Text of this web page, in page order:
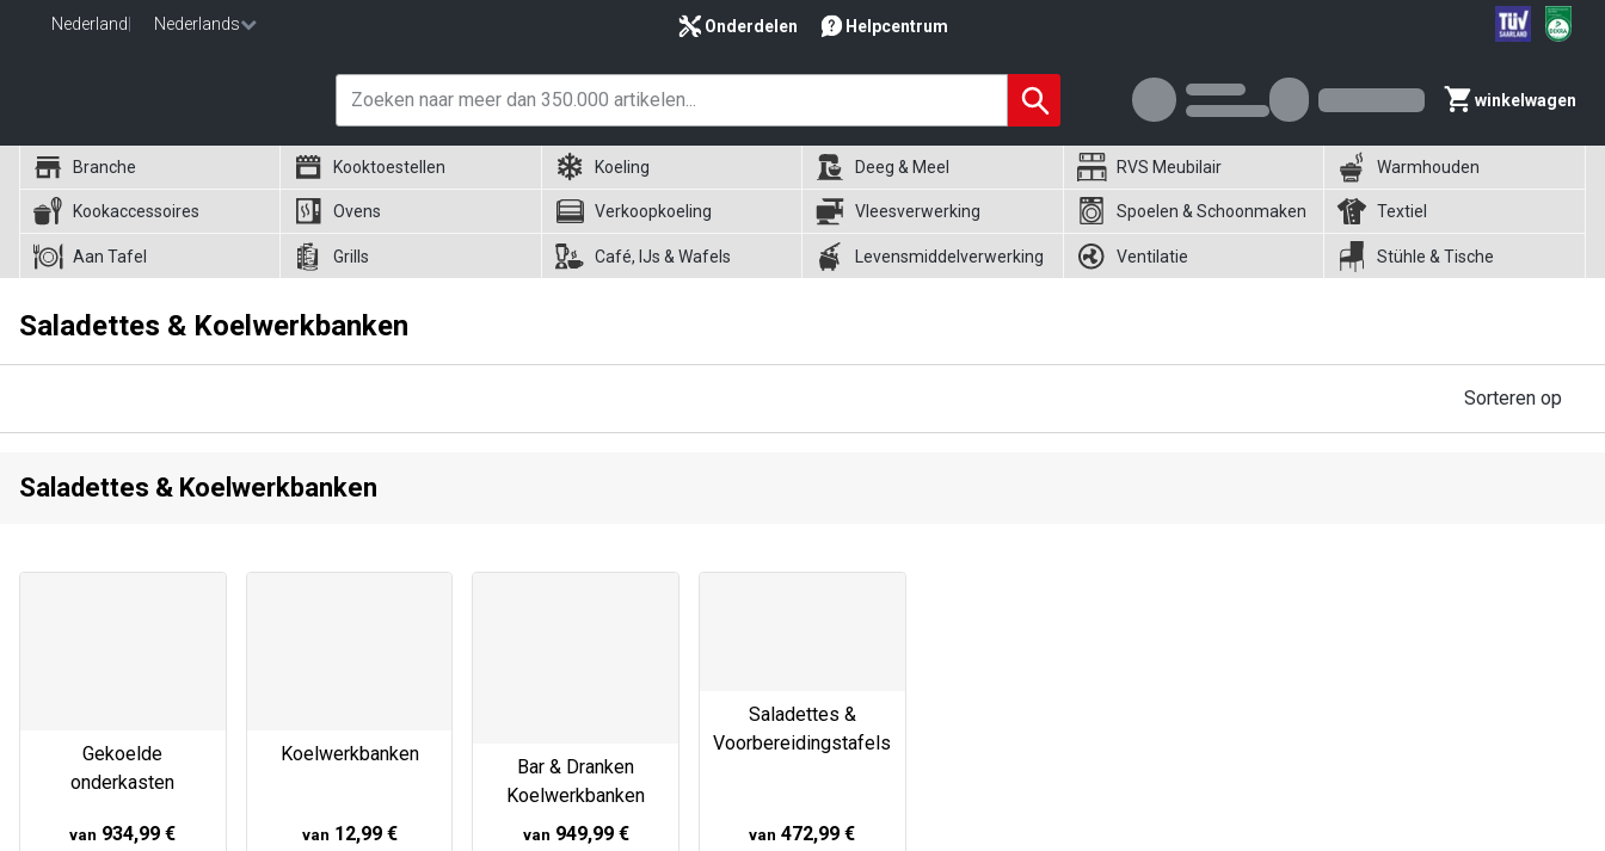
Nederland Nederlands Onderdelen Helpcentrum
winkelwagen
Branche Kooktoestellen Koeling Deeg & Meel RVS Meubilair Warmhouden
Kookaccessoires Ovens Verkoopkoeling Vleesverwerking Spoelen & Schoonmaken Textiel
Aan Tafel Grills Café, IJs & Wafels Levensmiddelverwerking Ventilatie Stühle & Tische
Saladettes & Koelwerkbanken
Sorteren op
Saladettes & Koelwerkbanken
Gekoelde
onderkasten
van 934,99 €
Koelwerkbanken
van 12,99 €
Bar & Dranken
Koelwerkbanken
van 949,99 €
Saladettes &
Voorbereidingstafels
van 472,99 €